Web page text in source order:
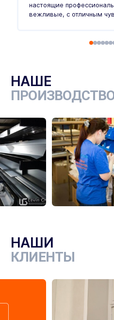
настоящие
вежливые, с отличным
НАШЕ
НАШИ
КЛИЕНТЫ